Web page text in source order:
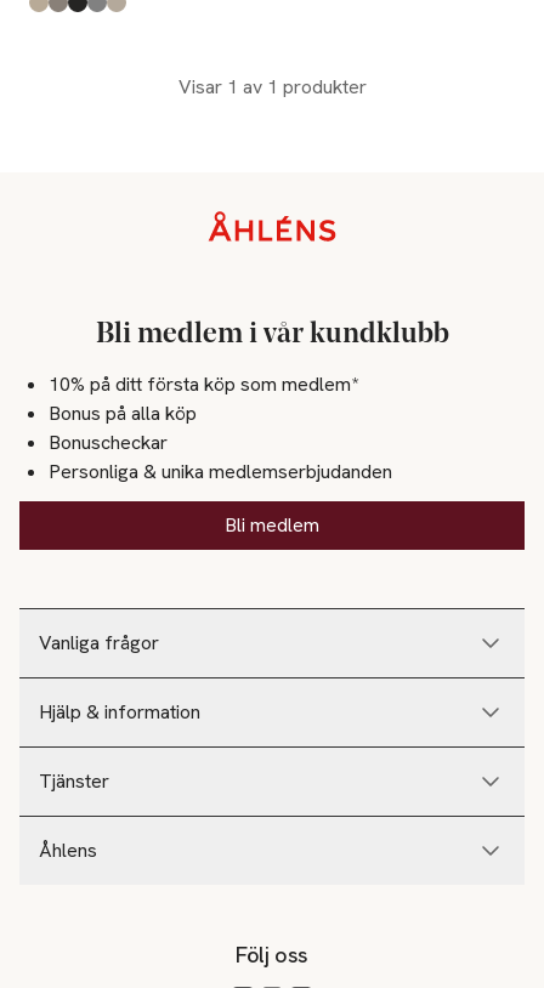
Produkten finns i färgerna:
Toasted Coconut Check
Brown Check 2
Dark Grey Check
Medium Grey Check
Brown Check
Visar 1 av 1 produkter
Vanliga frågor
Hjälp & information
Tjänster
Åhlens
Bli medlem i vår kundklubb
10% på ditt första köp som medlem*
Bonus på alla köp
Bonuscheckar
Personliga & unika medlemserbjudanden
Bli medlem
Följ oss